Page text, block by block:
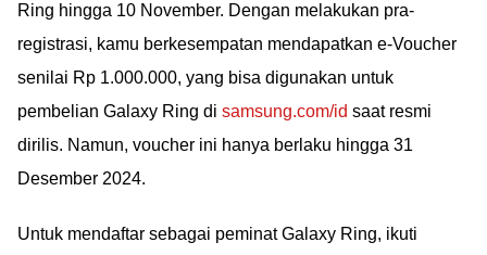
Ring hingga 10 November. Dengan melakukan pra-
registrasi, kamu berkesempatan mendapatkan e-Voucher
senilai Rp 1.000.000, yang bisa digunakan untuk
pembelian Galaxy Ring di samsung.com/id saat resmi
dirilis. Namun, voucher ini hanya berlaku hingga 31
Desember 2024.
Untuk mendaftar sebagai peminat Galaxy Ring, ikuti